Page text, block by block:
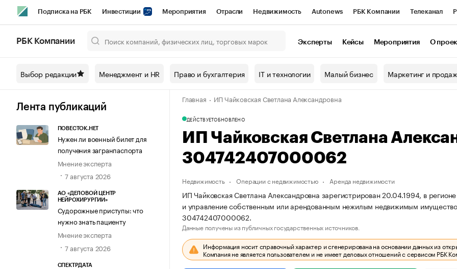
Подписка на РБК Инвестиции Мероприятия Отрасли Недвижимость Autonews РБК Компании Телеканал
Спецпроекты СПб Конференции СПб Спецпроекты Проверка контрагентов
Технологии и медиа Рынок наличной валюты
РБК Компании Эксперты Кейсы Мероприятия О
Выбор редакции Менеджмент и HR Право и бухгалтерия IT и технологии Малый бизнес Маркетинг и
Лента публикаций
ПОВЕСТОК.НЕТ
Нужен ли военный билет для
получения загранпаспорта
Мнение эксперта
7 августа 2026
АО «ДЕЛОВОЙ ЦЕНТР
НЕЙРОХИРУРГИИ»
Судорожные приступы: что
нужно знать пациенту
Мнение эксперта
7 августа 2026
СПЕКТРДАТА
Главная ИП Чайковская Светлана Александровна
ДЕЙСТВУЕТОБНОВЛЕНО
ИП Чайковская Светлана
304742407000062
Недвижимость Операции с недвижимостью Аренда недвижимости
ИП Чайковская Светлана Александровна зарегистрирован 20.04.1994, в
и управление собственным или арендованным нежилым недвижимым
304742407000062.
Данные получены из публичных государственных источников.
Информация носит справочный характер и сгенерирована на основании данных из
Компания не является пользователем и не имеет деловых отношений с сервисом РБК